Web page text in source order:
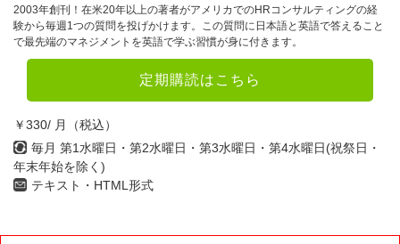
2003年創刊！在米20年以上の著者がアメリカでのHRコンサルティングの経
験から毎週1つの質問を投げかけます。この質問に日本語と英語で答えること
で最先端のマネジメントを英語で学ぶ習慣が身に付きます。
定期購読はこちら
￥330/ 月（税込）
毎月 第1水曜日・第2水曜日・第3水曜日・第4水曜日(祝祭日・
年末年始を除く)
テキスト・HTML形式